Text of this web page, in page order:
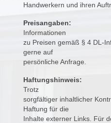
Handwerkern und ihren
Preisangaben:
Informationen
zu Preisen gemäß § 4 DL-
gerne auf
persönliche Anfrage.
Haftungshinweis:
Trotz
sorgfältiger inhaltlicher
Haftung für die
Inhalte externer Links. Für